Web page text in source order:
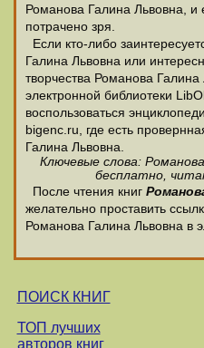
Романова Галина Львовна, и
потрачено зря.
Если кто-либо
Галина Львовна или
творчества Романова
электронной библиотеки
воспользоваться
bigenc.ru, где есть
Галина Львовна.
Ключевые слова:
бесплатно,
После чтения книг
желательно проставить
Романова Галина Львовна в
ПОИСК КНИГ
ТОП лучших
авторов книг